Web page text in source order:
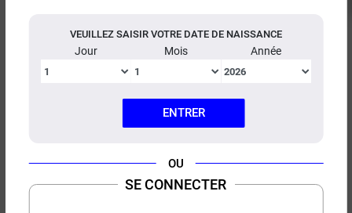
VEUILLEZ SAISIR VOTRE DATE DE NAISSANCE
Jour Mois Année
ENTRER
OU
SE CONNECTER